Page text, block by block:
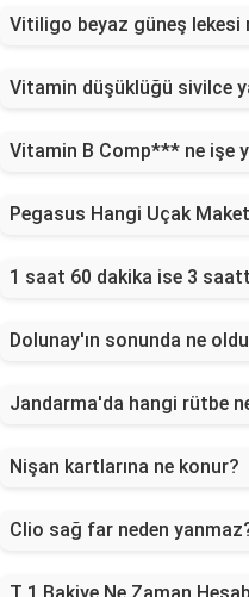
Vitiligo beyaz güneş lekesi
Vitamin düşüklüğü sivilce
Vitamin B Comp*** ne işe
Pegasus Hangi Uçak
1 saat 60 dakika ise 3
Dolunay'ın sonunda ne
Jandarma'da hangi rütbe
Nişan kartlarına ne konur?
Clio sağ far neden